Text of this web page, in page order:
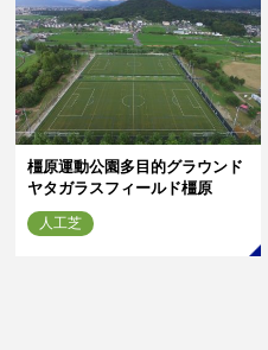
橿原運動公園多目的グラウンド
ヤタガラスフィールド橿原
人工芝